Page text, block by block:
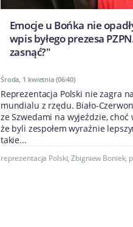
Emocje u Bońka nie
wpis byłego prezesa
zasnąć?"
Środa, 1 kwietnia (06:40)
Reprezentacja Polski nie zagra
mundialu z rzędu. Biało-
ze Szwedami na wyjeździe, choć
że byli zespołem wyraźnie
takie...
reprezentacja Polski,Zbigniew Boniek,